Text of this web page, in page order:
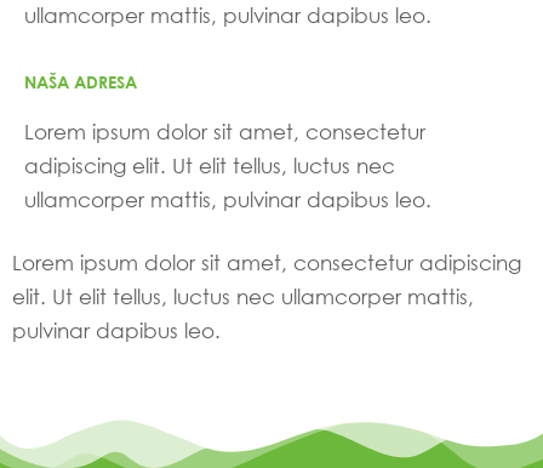
ullamcorper mattis, pulvinar dapibus leo.
NAŠA ADRESA
Lorem ipsum dolor sit amet, consectetur
adipiscing elit. Ut elit tellus, luctus nec
ullamcorper mattis, pulvinar dapibus leo.
Lorem ipsum dolor sit amet, consectetur adipiscing
elit. Ut elit tellus, luctus nec ullamcorper mattis,
pulvinar dapibus leo.